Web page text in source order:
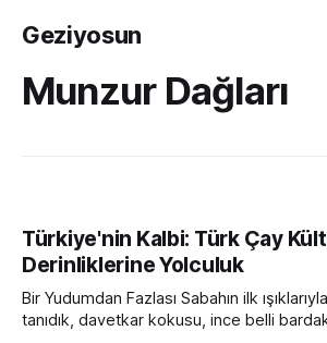
Geziyosun
Munzur Dağları
Türkiye'nin Kalbi: Türk Çay
Derinliklerine Yolculuk
Bir Yudumdan Fazlası Sabahın ilk ışıklarıyla demlenen çayın o
tanıdık, davetkar kokusu, ince belli